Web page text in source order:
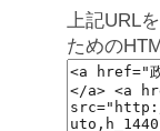
上記URL
ための